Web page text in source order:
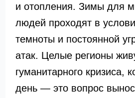
и отопления. Зимы для
людей проходят в
темноты и постоянной
атак. Целые регионы
гуманитарного кризиса,
день — это вопрос